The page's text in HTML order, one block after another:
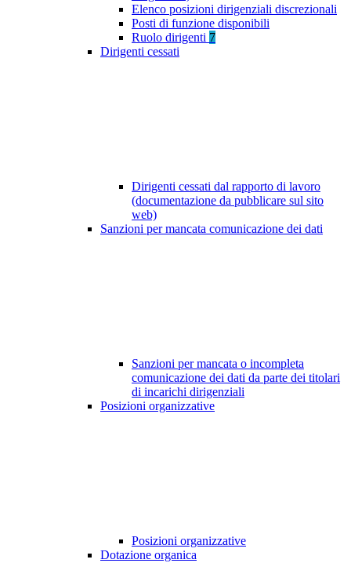
Elenco posizioni dirigenziali discrezionali
Posti di funzione disponibili
Ruolo dirigenti 7
Dirigenti cessati
Dirigenti cessati dal rapporto di lavoro
(documentazione da pubblicare sul sito
web)
Sanzioni per mancata comunicazione dei dati
Sanzioni per mancata o incompleta
comunicazione dei dati da parte dei titolari
di incarichi dirigenziali
Posizioni organizzative
Posizioni organizzative
Dotazione organica